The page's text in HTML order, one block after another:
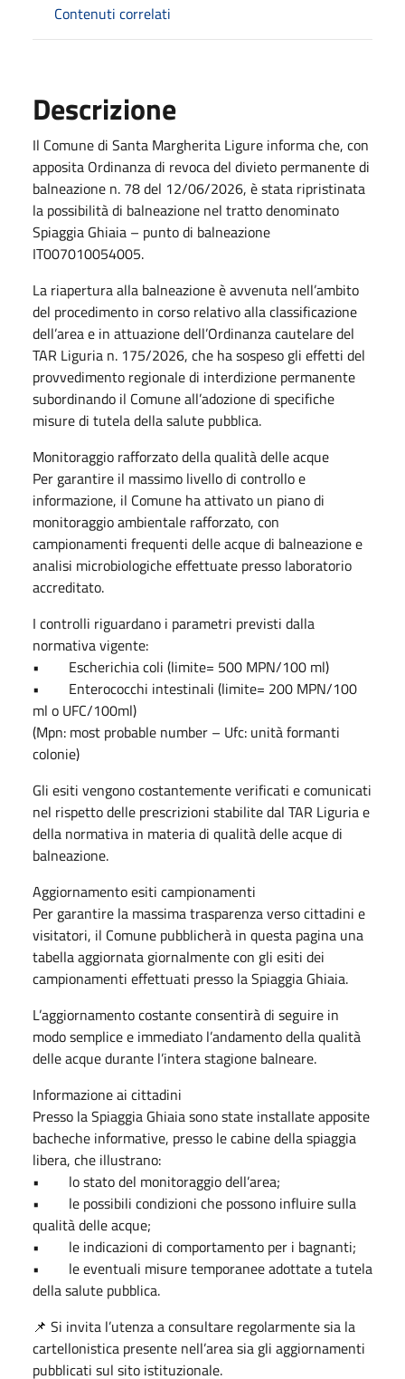
Contenuti correlati
Descrizione
Il Comune di Santa Margherita Ligure informa che, con
apposita Ordinanza di revoca del divieto permanente di
balneazione n. 78 del 12/06/2026, è stata ripristinata
la possibilità di balneazione nel tratto denominato
Spiaggia Ghiaia – punto di balneazione
IT007010054005.
La riapertura alla balneazione è avvenuta nell’ambito
del procedimento in corso relativo alla classificazione
dell’area e in attuazione dell’Ordinanza cautelare del
TAR Liguria n. 175/2026, che ha sospeso gli effetti del
provvedimento regionale di interdizione permanente
subordinando il Comune all’adozione di specifiche
misure di tutela della salute pubblica.
Monitoraggio rafforzato della qualità delle acque
Per garantire il massimo livello di controllo e
informazione, il Comune ha attivato un piano di
monitoraggio ambientale rafforzato, con
campionamenti frequenti delle acque di balneazione e
analisi microbiologiche effettuate presso laboratorio
accreditato.
I controlli riguardano i parametri previsti dalla
normativa vigente:
• Escherichia coli (limite= 500 MPN/100 ml)
• Enterococchi intestinali (limite= 200 MPN/100
ml o UFC/100ml)
(Mpn: most probable number – Ufc: unità formanti
colonie)
Gli esiti vengono costantemente verificati e comunicati
nel rispetto delle prescrizioni stabilite dal TAR Liguria e
della normativa in materia di qualità delle acque di
balneazione.
Aggiornamento esiti campionamenti
Per garantire la massima trasparenza verso cittadini e
visitatori, il Comune pubblicherà in questa pagina una
tabella aggiornata giornalmente con gli esiti dei
campionamenti effettuati presso la Spiaggia Ghiaia.
L’aggiornamento costante consentirà di seguire in
modo semplice e immediato l’andamento della qualità
delle acque durante l’intera stagione balneare.
Informazione ai cittadini
Presso la Spiaggia Ghiaia sono state installate apposite
bacheche informative, presso le cabine della spiaggia
libera, che illustrano:
• lo stato del monitoraggio dell’area;
• le possibili condizioni che possono influire sulla
qualità delle acque;
• le indicazioni di comportamento per i bagnanti;
• le eventuali misure temporanee adottate a tutela
della salute pubblica.
📌 Si invita l’utenza a consultare regolarmente sia la
cartellonistica presente nell’area sia gli aggiornamenti
pubblicati sul sito istituzionale.